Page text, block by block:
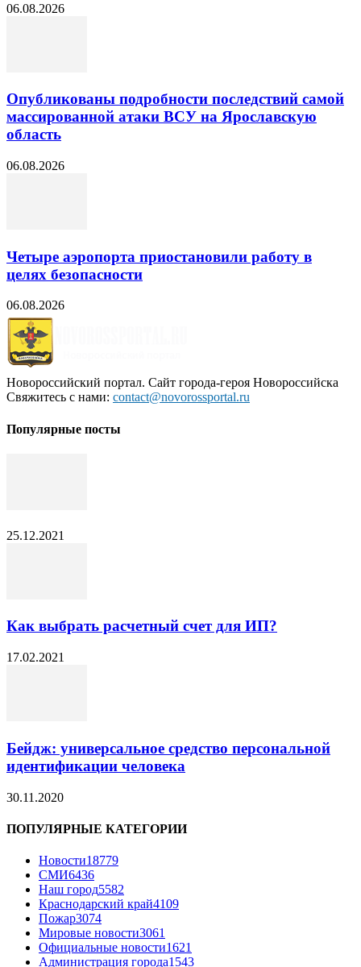
06.08.2026
Опубликованы подробности последствий самой
массированной атаки ВСУ на Ярославскую
область
06.08.2026
Четыре аэропорта приостановили работу в
целях безопасности
06.08.2026
Новороссийский портал. Сайт города-героя Новороссийска
Свяжитесь с нами: contact@novorossportal.ru
Популярные посты
25.12.2021
Как выбрать расчетный счет для ИП?
17.02.2021
Бейдж: универсальное средство персональной
идентификации человека
30.11.2020
ПОПУЛЯРНЫЕ КАТЕГОРИИ
Новости18779
СМИ6436
Наш город5582
Краснодарский край4109
Пожар3074
Мировые новости3061
Официальные новости1621
Администрация города1543